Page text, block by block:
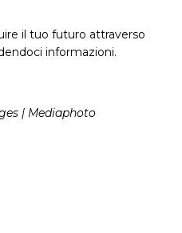
il tuo futuro attraverso
informazioni.
| Mediaphoto